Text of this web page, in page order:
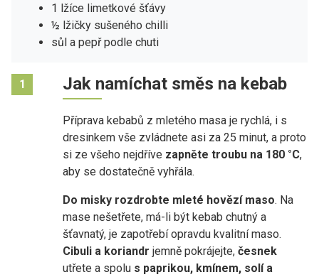
1 lžíce limetkové šťávy
½ lžičky sušeného chilli
sůl a pepř podle chuti
1 Jak namíchat směs na kebab
Příprava kebabů z mletého masa je rychlá, i s
dresinkem vše zvládnete asi za 25 minut, a proto
si ze všeho nejdříve zapněte troubu na 180 °C,
aby se dostatečně vyhřála.
Do misky rozdrobte mleté hovězí maso. Na
mase nešetřete, má-li být kebab chutný a
šťavnatý, je zapotřebí opravdu kvalitní maso.
Cibuli a koriandr jemně pokrájejte, česnek
utřete a spolu s paprikou, kmínem, solí a